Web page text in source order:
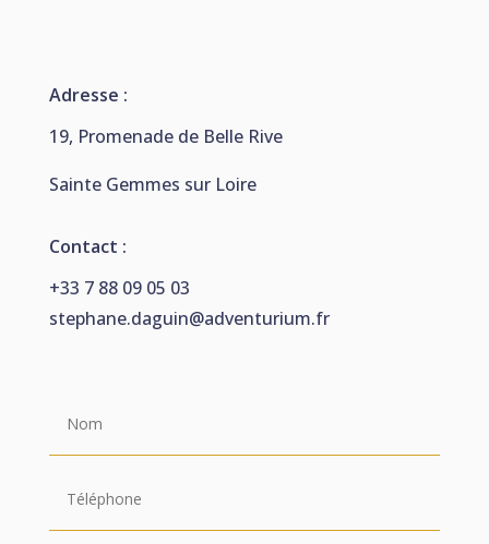
Adresse :
19, Promenade de Belle Rive
Sainte Gemmes sur Loire
Contact :
+33 7 88 09 05 03
stephane.daguin@adventurium.fr